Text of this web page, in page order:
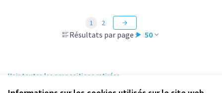
Résultats par page : 50
1 2
Voir toutes les propositions retirées